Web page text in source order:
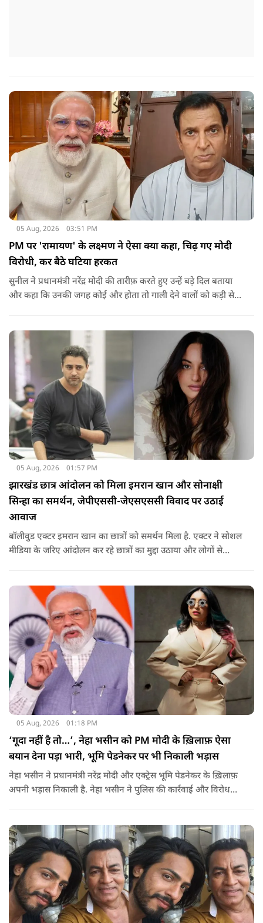
05 Aug, 2026 03:51 PM
PM पर 'रामायण' के लक्ष्मण ने ऐसा क्या कहा, चिढ़ गए मोदी
विरोधी, कर बैठे घटिया हरकत
सुनील ने प्रधानमंत्री नरेंद्र मोदी की तारीफ़ करते हुए उन्हें बड़े दिल बताया
और कहा कि उनकी जगह कोई और होता तो गाली देने वालों को कड़ी से
05 Aug, 2026 01:57 PM
झारखंड छात्र आंदोलन को मिला इमरान खान और सोनाक्षी
सिन्हा का समर्थन, जेपीएससी-जेएसएससी विवाद पर उठाई
आवाज
बॉलीवुड एक्टर इमरान खान का छात्रों को समर्थन मिला है. एक्टर ने सोशल
मीडिया के जरिए आंदोलन कर रहे छात्रों का मुद्दा उठाया और लोगों से
05 Aug, 2026 01:18 PM
‘गूदा नहीं है तो…’, नेहा भसीन को PM मोदी के ख़िलाफ़ ऐसा
बयान देना पड़ा भारी, भूमि पेडनेकर पर भी निकाली भड़ास
नेहा भसीन ने प्रधानमंत्री नरेंद्र मोदी और एक्ट्रेस भूमि पेडनेकर के ख़िलाफ़
अपनी भड़ास निकाली है. नेहा भसीन ने पुलिस की कार्रवाई और विरोध